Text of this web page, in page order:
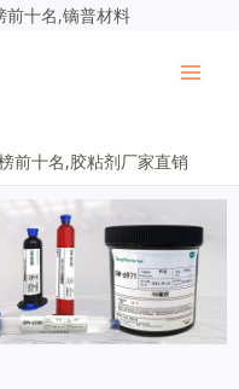
前十名,镝普材料
前十名,胶粘剂厂家直销